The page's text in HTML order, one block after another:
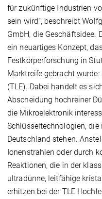
für zukünftige Industrien
sein wird“, beschreibt
GmbH, die Geschäftsidee.
ein neuartiges Konzept,
Festkörperforschung in
Marktreife gebracht
(TLE). Dabei handelt es
Abscheidung hochreiner
die Mikroelektronik
Schlüsseltechnologien,
Deutschland stehen.
Ionenstrahlen oder durch
Reaktionen, die in der
ultradünne, leitfähige
erhitzen bei der TLE